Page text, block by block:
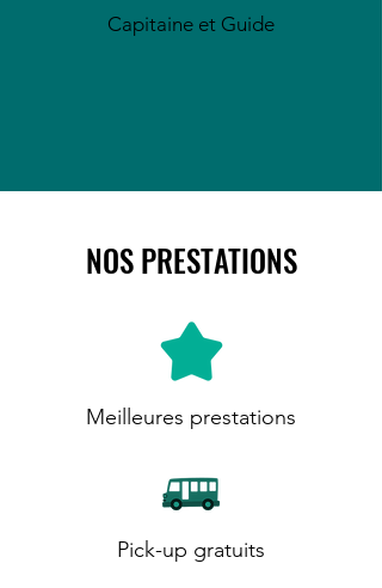
Capitaine et Guide
NOS PRESTATIONS
Meilleures prestations
Pick-up gratuits